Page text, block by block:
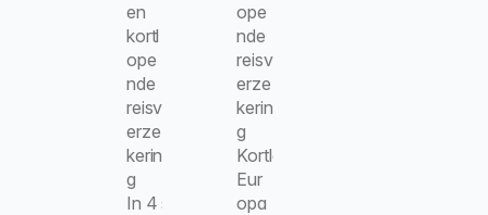
en
kortl
ope
nde
reisv
erze
kerin
g
In 4 stappen een reisverzekering vergelijken
ope
nde
reisv
erze
kerin
g
Kortlopende reisverzekering
Eur
opa